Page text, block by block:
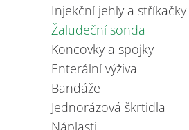
Injekční jehly a stříkačky
Žaludeční sonda
Koncovky a spojky
Enterální výživa
Bandáže
Jednorázová škrtidla
Náplasti